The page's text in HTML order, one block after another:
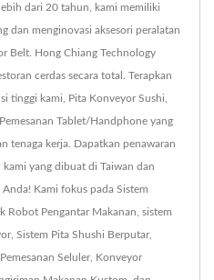
dari 20 tahun, kami memiliki
dan menginovasi aksesori peralatan
Belt. Hong Chiang Technology
cerdas secara total. Terapkan
tinggi kami, Pita Konveyor Sushi,
Tablet/Handphone yang
tenaga kerja. Dapatkan penawaran
yang dibuat di Taiwan dan
Kami fokus pada Sistem
Robot Pengantar Makanan, sistem
Sistem Pita Shushi Berputar,
Seluler, Konveyor